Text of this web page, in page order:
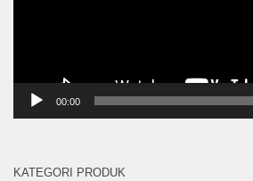
00:00
KATEGORI PRODUK